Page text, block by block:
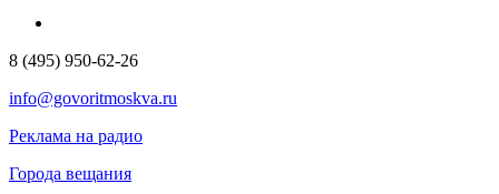
8 (495) 950-62-26
info@govoritmoskva.ru
Реклама на радио
Города вещания